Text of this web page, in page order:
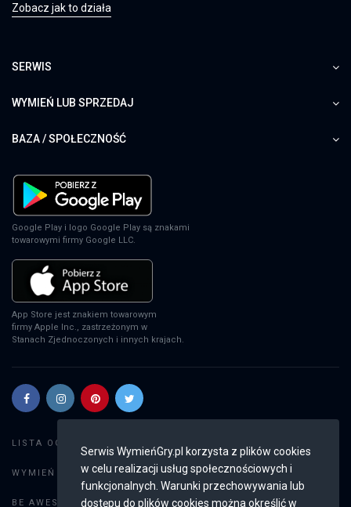
Serwis WymieńGry.pl korzysta z plików cookies
w celu realizacji usług społecznościowych i
funkcjonalnych. Warunki przechowywania lub
dostępu do plików cookies można określić w
Zobacz jak to działa
SERWIS
WYMIEŃ LUB SPRZEDAJ
BAZA / SPOŁECZNOŚĆ
Google Play i logo Google Play są znakami
towarowymi firmy Google LLC.
App Store jest znakiem towarowym
firmy Apple Inc., zastrzeżonym w
Stanach Zjednoczonych i innych krajach.
LISTA OGŁOSZEŃ:
WYMIEŃ GRY: Dodaj ogłoszenie
BE AWESOME: Weryfikacja konta